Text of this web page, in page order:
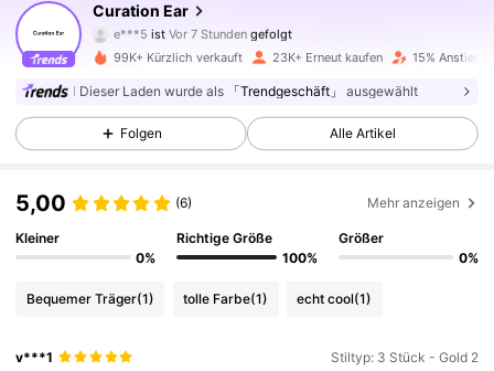
Curation Ear
e***5 ist Vor 7 Stunden gefolgt
ist am Durchsuchen
4,82
9.5K Follower
4,82 9.5K Follower
4,82 9.5K Follower
4,82
99K+ Kürzlich verkauft 23K+ Erneut kaufen 15% Anstieg
Dieser Laden wurde als 「Trendgeschäft」 ausgewählt
Folgen Alle Artikel
5,00 (6) Mehr anzeigen
Kleiner
0%
Richtige Größe
100%
Größer
0%
Bequemer Träger(1) tolle Farbe(1) echt cool(1)
v***1 Stiltyp: 3 Stück - Gold 2